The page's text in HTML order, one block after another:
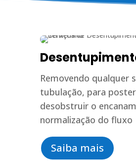
Removendo qualquer
tubulação, para
desobstruir o
normalização do fluxo
Saiba mais